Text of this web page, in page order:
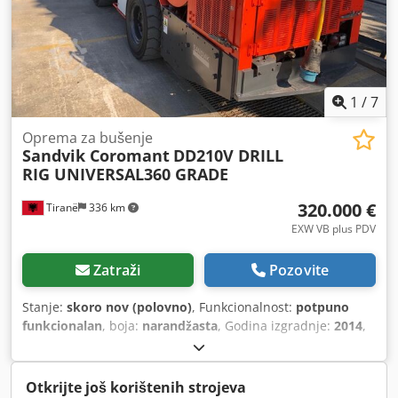
1 /7
Tiranë 336 km
Oprema za bušenje
Sandvik Coromant DD210V DRILL
RIG UNIVERSAL360 GRADE
320.000 €
EXW VB plus PDV
Zatraži Pozovite
Stanje: skoro nov (polovno), Funkcionalnost: potpuno
funkcionalan, boja: narandžasta, Godina izgradnje: 2014,
Otkrijte još korištenih strojeva